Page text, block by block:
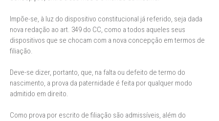
Impõe-se, à luz do dispositivo constitucional já referido, seja dada
nova redação ao art. 349 do CC, como a todos aqueles seus
dispositivos que se chocam com a nova concepção em termos de
filiação.
Deve-se dizer, portanto, que, na falta ou defeito de termo do
nascimento, a prova da paternidade é feita por qualquer modo
admitido em direito.
Como prova por escrito de filiação são admissíveis, além do